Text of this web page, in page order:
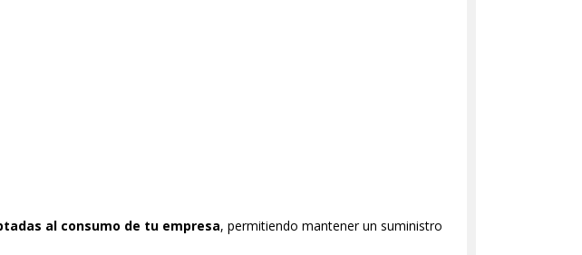
al consumo de tu empresa, permitiendo mantener un suministro